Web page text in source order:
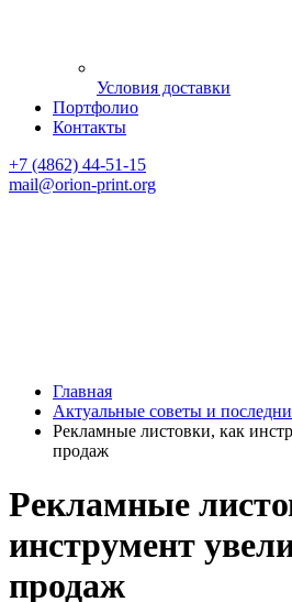
Условия доставки
Портфолио
Контакты
+7 (4862) 44-51-15
mail@orion-print.org
Главная
Актуальные советы и
Рекламные листовки, как
продаж
Рекламные
инструмент
продаж